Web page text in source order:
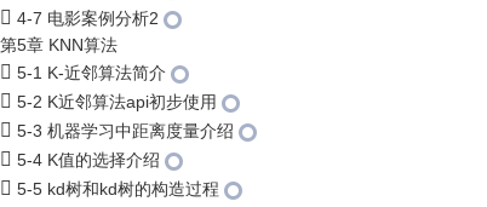
4-7 电影案例分析2
第5章 KNN算法
5-1 K-近邻算法简介
5-2 K近邻算法api初步使用
5-3 机器学习中距离度量介绍
5-4 K值的选择介绍
5-5 kd树和kd树的构造过程